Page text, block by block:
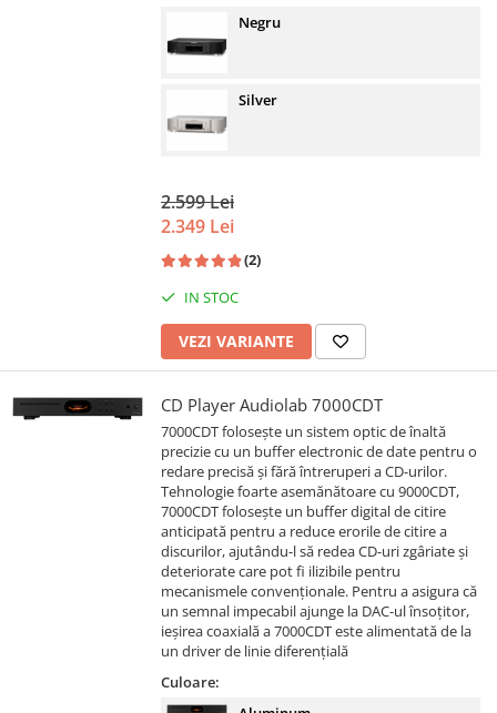
Negru
Silver
2.599 Lei
2.349 Lei
(2)
IN STOC
VEZI VARIANTE
CD Player Audiolab 7000CDT
7000CDT folosește un sistem optic de înaltă
precizie cu un buffer electronic de date pentru o
redare precisă și fără întreruperi a CD-urilor.
Tehnologie foarte asemănătoare cu 9000CDT,
7000CDT folosește un buffer digital de citire
anticipată pentru a reduce erorile de citire a
discurilor, ajutându-l să redea CD-uri zgâriate și
deteriorate care pot fi ilizibile pentru
mecanismele convenționale. Pentru a asigura că
un semnal impecabil ajunge la DAC-ul însoțitor,
ieșirea coaxială a 7000CDT este alimentată de la
un driver de linie diferențială
Culoare: